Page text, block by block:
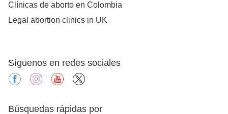
Clínicas de aborto en Colombia
Legal abortion clinics in UK
Síguenos en redes sociales
facebookinstagramyoutube
Búsquedas rápidas por